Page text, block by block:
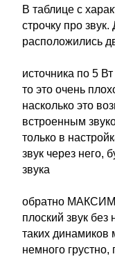
В таблице с
строчку про
расположились
источника по 5
то это очень
насколько это
встроенным
только в
звук через него,
звука
обратно
плоский звук без
таких динамиков
немного